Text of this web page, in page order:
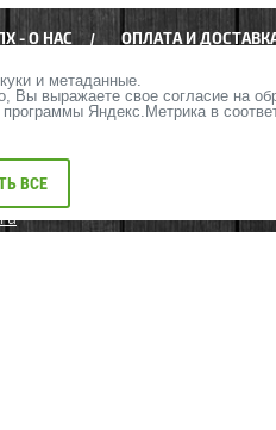
- О НАС ОПЛАТА И
и метаданные.
Вы выражаете свое согласие на
Яндекс.Метрика в
ВСЕ